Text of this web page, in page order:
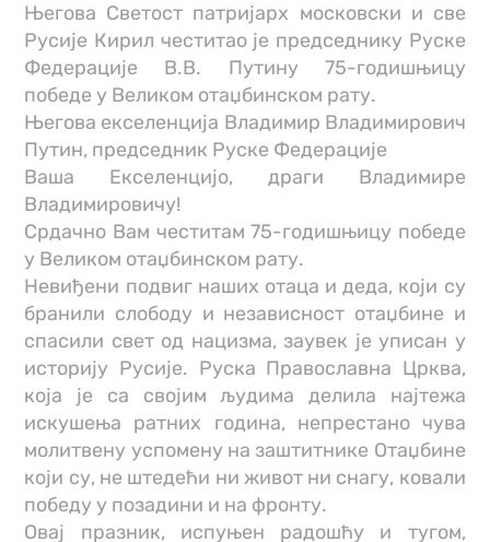
Његова Светост патријарх московски и све
Русије Кирил честитао је председнику Руске
Федерације В.В. Путину 75-годишњицу
победе у Великом отаџбинском рату.
Његова екселенција Владимир Владимирович
Путин, председник Руске Федерације
Ваша Екселенцијо, драги Владимире
Владимировичу!
Срдачно Вам честитам 75-годишњицу победе
у Великом отаџбинском рату.
Невиђени подвиг наших отаца и деда, који су
бранили слободу и независност отаџбине и
спасили свет од нацизма, заувек је уписан у
историју Русије. Руска Православна Црква,
која је са својим људима делила најтежа
искушења ратних година, непрестано чува
молитвену успомену на заштитнике Отаџбине
који су, не штедећи ни живот ни снагу, ковали
победу у позадини и на фронту.
Овај празник, испуњен радошћу и тугом,